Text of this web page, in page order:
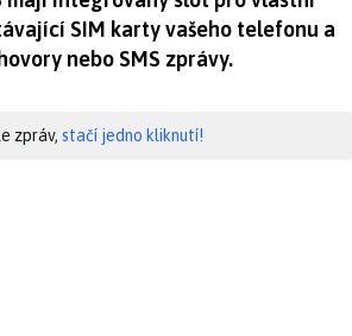
SIM karty vašeho telefonu a
nebo SMS zprávy.
zpráv, stačí jedno kliknutí!